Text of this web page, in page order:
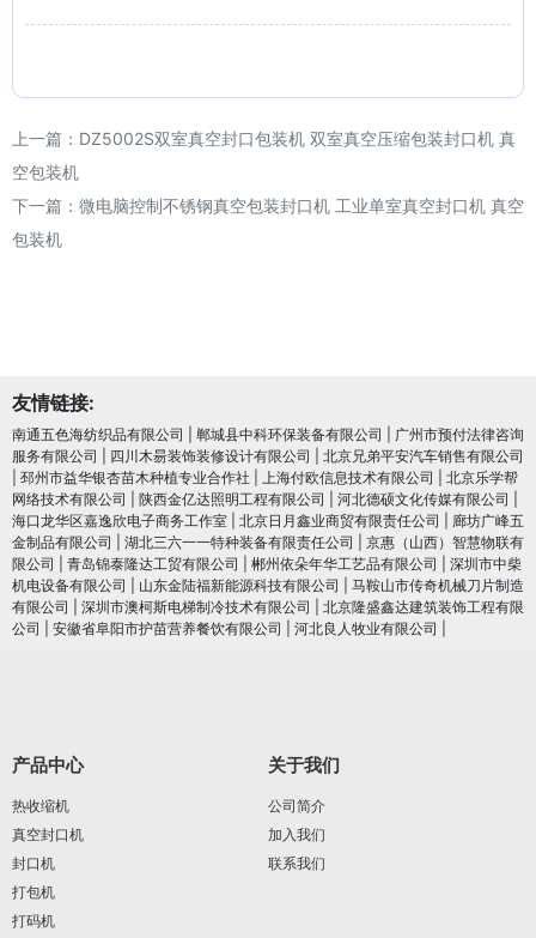
上一篇： DZ5002S双室真空封口包装机 双室真空压缩包装封口机 真
空包装机
下一篇： 微电脑控制不锈钢真空包装封口机 工业单室真空封口机 真空
包装机
友情链接:
南通五色海纺织品有限公司 郸城县中科环保装备有限公司
广州市预付法律咨询
服务有限公司
四川木昜装饰装修设计有限公司
北京兄弟平安汽车销售有限公司
邳州市益华银杏苗木种植专业合作社 上海付欧信息技术有限公司
北京乐学帮
网络技术有限公司
陕西金亿达照明工程有限公司 河北德硕文化传媒有限公司
海口龙华区嘉逸欣电子商务工作室
北京日月鑫业商贸有限责任公司
廊坊广峰五
金制品有限公司
湖北三六一一特种装备有限责任公司
京惠（山西）智慧物联有
限公司
青岛锦泰隆达工贸有限公司 郴州依朵年华工艺品有限公司
深圳市中柴
机电设备有限公司
山东金陆福新能源科技有限公司
马鞍山市传奇机械刀片制造
有限公司
深圳市澳柯斯电梯制冷技术有限公司
北京隆盛鑫达建筑装饰工程有限
公司
安徽省阜阳市护苗营养餐饮有限公司 河北良人牧业有限公司
产品中心
热收缩机
真空封口机
封口机
打包机
打码机
关于我们
公司简介
加入我们
联系我们